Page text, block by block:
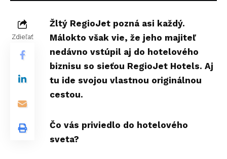
Zdieľať
Žltý RegioJet pozná asi každý.
Málokto však vie, že jeho majiteľ
nedávno vstúpil aj do hotelového
biznisu so sieťou RegioJet Hotels. Aj
tu ide svojou vlastnou originálnou
cestou.
Čo vás priviedlo do hotelového
sveta?